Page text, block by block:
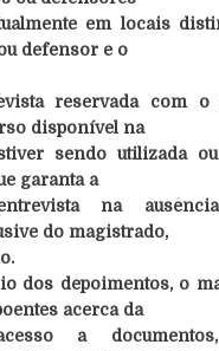
em locais
defensor e o
reservada com
disponível na
sendo utilizada
garanta a
na
do magistrado,
dos depoimentos, o
acerca da
a